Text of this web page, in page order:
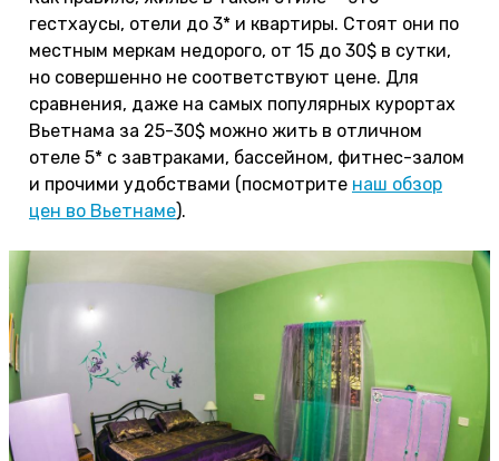
гестхаусы, отели до 3* и квартиры. Стоят они по
местным меркам недорого, от 15 до 30$ в сутки,
но совершенно не соответствуют цене. Для
сравнения, даже на самых популярных курортах
Вьетнама за 25-30$ можно жить в отличном
отеле 5* с завтраками, бассейном, фитнес-залом
и прочими удобствами (посмотрите наш обзор
цен во Вьетнаме).